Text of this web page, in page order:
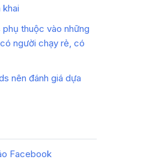
thuộc vào những
người chạy rẻ, có
nên đánh giá dựa
Facebook